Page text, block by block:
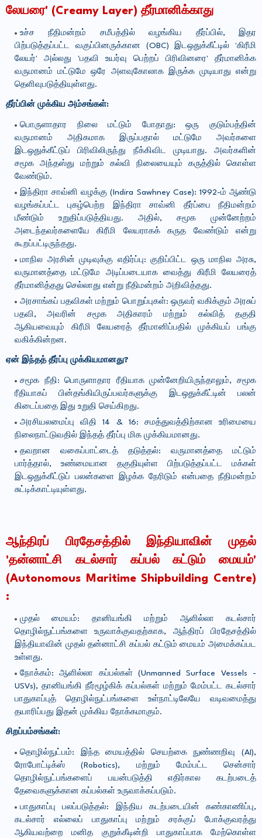
லேயரை' (Creamy Layer) தீர்மானிக்காது
உச்ச நீதிமன்றம் சமீபத்தில் வழங்கிய தீர்ப்பில், இதர
பிற்படுத்தப்பட்ட வகுப்பினருக்கான (OBC) இடஒதுக்கீட்டில் 'கிரீமி
லேயர்' அல்லது 'பதவி உயர்வு பெற்றப் பிரிவினரை' தீர்மானிக்க
வருமானம் மட்டுமே ஒரே அளவுகோலாக இருக்க முடியாது என்று
தெளிவுபடுத்தியுள்ளது.
தீர்ப்பின் முக்கிய அம்சங்கள்:
பொருளாதார நிலை மட்டும் போதாது: ஒரு குடும்பத்தின்
வருமானம் அதிகமாக இருப்பதால் மட்டுமே அவர்களை
இடஒதுக்கீட்டுப் பிரிவிலிருந்து நீக்கிவிட முடியாது. அவர்களின்
சமூக அந்தஸ்து மற்றும் கல்வி நிலையையும் கருத்தில் கொள்ள
வேண்டும்.
இந்திரா சாவ்னி வழக்கு (Indira Sawhney Case): 1992-ம் ஆண்டு
வழங்கப்பட்ட புகழ்பெற்ற இந்திரா சாவ்னி தீர்ப்பை நீதிமன்றம்
மீண்டும் உறுதிப்படுத்தியது. அதில், சமூக முன்னேற்றம்
அடைந்தவர்களையே கிரீமி லேயராகக் கருத வேண்டும் என்று
கூறப்பட்டிருந்தது.
மாநில அரசின் முடிவுக்கு எதிர்ப்பு: குறிப்பிட்ட ஒரு மாநில அரசு,
வருமானத்தை மட்டுமே அடிப்படையாக வைத்து கிரீமி லேயரைத்
தீர்மானித்தது செல்லாது என்று நீதிமன்றம் அறிவித்தது.
அரசாங்கப் பதவிகள் மற்றும் பொறுப்புகள்: ஒருவர் வகிக்கும் அரசுப்
பதவி, அவரின் சமூக அதிகாரம் மற்றும் கல்வித் தகுதி
ஆகியவையும் கிரீமி லேயரைத் தீர்மானிப்பதில் முக்கியப் பங்கு
வகிக்கின்றன.
ஏன் இந்தத் தீர்ப்பு முக்கியமானது?
சமூக நீதி: பொருளாதார ரீதியாக முன்னேறியிருந்தாலும், சமூக
ரீதியாகப் பின்தங்கியிருப்பவர்களுக்கு இடஒதுக்கீட்டின் பலன்
கிடைப்பதை இது உறுதி செய்கிறது.
அரசியலமைப்பு விதி 14 & 16: சமத்துவத்திற்கான உரிமையை
நிலைநாட்டுவதில் இந்தத் தீர்ப்பு மிக முக்கியமானது.
தவறான வகைப்பாட்டைத் தடுத்தல்: வருமானத்தை மட்டும்
பார்த்தால், உண்மையான தகுதியுள்ள பிற்படுத்தப்பட்ட மக்கள்
இடஒதுக்கீட்டுப் பலன்களை இழக்க நேரிடும் என்பதை நீதிமன்றம்
சுட்டிக்காட்டியுள்ளது.
ஆந்திரப் பிரதேசத்தில் இந்தியாவின் முதல்
'தன்னாட்சி கடல்சார் கப்பல் கட்டும் மையம்'
(Autonomous Maritime Shipbuilding Centre)
:
முதல் மையம்: தானியங்கி மற்றும் ஆளில்லா கடல்சார்
தொழில்நுட்பங்களை உருவாக்குவதற்காக, ஆந்திரப் பிரதேசத்தில்
இந்தியாவின் முதல் தன்னாட்சி கப்பல் கட்டும் மையம் அமைக்கப்பட
உள்ளது.
நோக்கம்: ஆளில்லா கப்பல்கள் (Unmanned Surface Vessels -
USVs), தானியங்கி நீர்மூழ்கிக் கப்பல்கள் மற்றும் மேம்பட்ட கடல்சார்
பாதுகாப்புத் தொழில்நுட்பங்களை உள்நாட்டிலேயே வடிவமைத்து
தயாரிப்பது இதன் முக்கிய நோக்கமாகும்.
சிறப்பம்சங்கள்:
தொழில்நுட்பம்: இந்த மையத்தில் செயற்கை நுண்ணறிவு (AI),
ரோபோட்டிக்ஸ் (Robotics), மற்றும் மேம்பட்ட சென்சார்
தொழில்நுட்பங்களைப் பயன்படுத்தி எதிர்கால கடற்படைத்
தேவைகளுக்கான கப்பல்கள் உருவாக்கப்படும்.
பாதுகாப்பு பலப்படுத்தல்: இந்திய கடற்படையின் கண்காணிப்பு,
கடல்சார் எல்லைப் பாதுகாப்பு மற்றும் சரக்குப் போக்குவரத்து
ஆகியவற்றை மனித குறுக்கீடின்றி பாதுகாப்பாக மேற்கொள்ள